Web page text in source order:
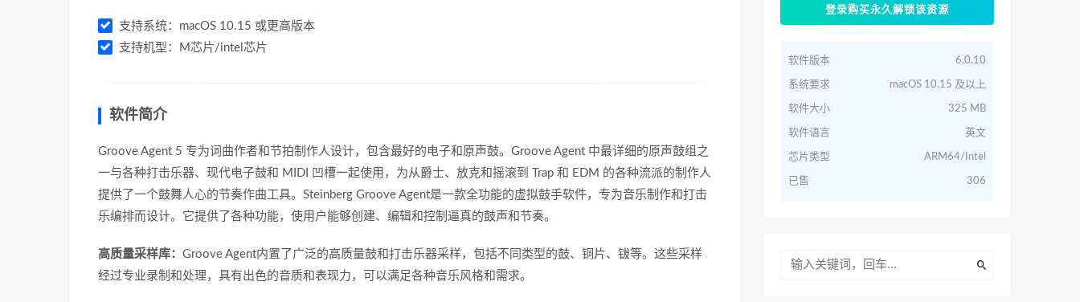
支持系统：macOS 10.15 或更高版本
支持机型：M芯片/intel芯片
软件简介
Groove Agent 5 专为词曲作者和节拍制作人设计，包含最好的电子和原声鼓。Groove Agent 中最详细的原声鼓组之
一与各种打击乐器、现代电子鼓和 MIDI 凹槽一起使用，为从爵士、放克和摇滚到 Trap 和 EDM 的各种流派的制作人
提供了一个鼓舞人心的节奏作曲工具。Steinberg Groove Agent是一款全功能的虚拟鼓手软件，专为音乐制作和打击
乐编排而设计。它提供了各种功能，使用户能够创建、编辑和控制逼真的鼓声和节奏。
高质量采样库： Groove Agent内置了广泛的高质量鼓和打击乐器采样，包括不同类型的鼓、铜片、钹等。这些采样
经过专业录制和处理，具有出色的音质和表现力，可以满足各种音乐风格和需求。
登录购买永久解锁该资源
软件版本 6.0.10
系统要求 macOS 10.15 及以上
软件大小 325 MB
软件语言 英文
芯片类型 ARM64/Intel
已售 306